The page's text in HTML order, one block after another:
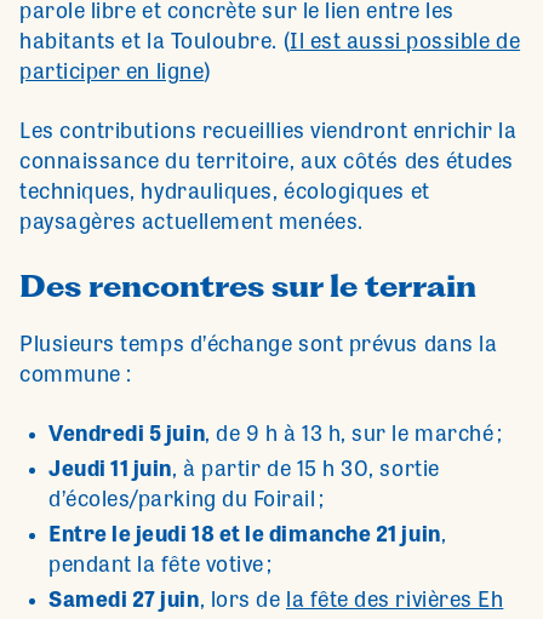
parole libre et concrète sur le lien entre les
habitants et la Touloubre. (Il est aussi possible de
participer en ligne)
Les contributions recueillies viendront enrichir la
connaissance du territoire, aux côtés des études
techniques, hydrauliques, écologiques et
paysagères actuellement menées.
Des rencontres sur le terrain
Plusieurs temps d’échange sont prévus dans la
commune :
Vendredi 5 juin, de 9 h à 13 h, sur le marché ;
Jeudi 11 juin, à partir de 15 h 30, sortie
d’écoles/parking du Foirail ;
Entre le jeudi 18 et le dimanche 21 juin,
pendant la fête votive ;
Samedi 27 juin, lors de la fête des rivières Eh